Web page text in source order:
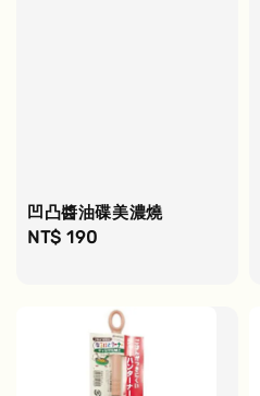
凹凸醬油碟美濃燒
Regular
NT$ 190